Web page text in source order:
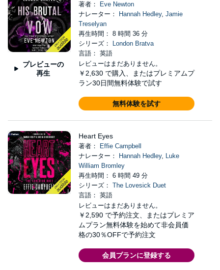
プレビューの
再生
著者：
Eve Newton
ナレーター：
Hannah Hedley, Jamie
Treselyan
再生時間： 8 時間 36 分
シリーズ：
London Bratva
言語： 英語
レビューはまだありません。
￥2,630 で購入、またはプレミアムプ
ラン30日間無料体験で試す
無料体験を試す
Heart Eyes
著者：
Effie Campbell
ナレーター：
Hannah Hedley, Luke
William Bromley
再生時間： 6 時間 49 分
シリーズ： The Lovesick Duet
言語： 英語
レビューはまだありません。
￥2,590 で予約注文、またはプレミア
ムプラン無料体験を始めて非会員価
格の30％OFFで予約注文
会員プランに登録する